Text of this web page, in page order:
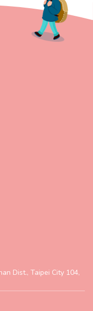
Dist., Taipei City 104,